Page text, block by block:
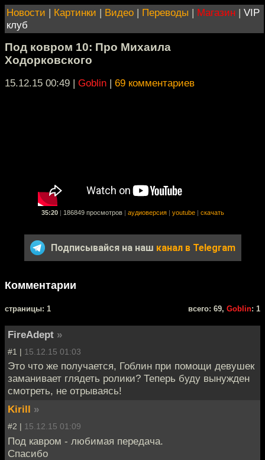
Новости | Картинки | Видео | Переводы | Магазин | VIP
клуб
Под ковром 10: Про Михаила
Ходорковского
15.12.15 00:49 | Goblin | 69 комментариев
35:20 186849 просмотров аудиоверсия youtube скачать
Подписывайся на наш канал в Telegram
Комментарии
cтраницы: 1 всего: 69, Goblin: 1
FireAdept »
#1 | 15.12.15 01:03
Это что же получается, Гоблин при помощи девушек
заманивает глядеть ролики? Теперь буду вынужден
смотреть, не отрываясь!
Kirill »
#2 | 15.12.15 01:09
Под кавром - любимая передача.
Спасибо